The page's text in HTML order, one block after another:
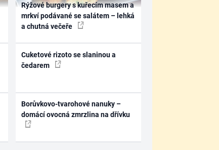
Rýžové burgery s kuřecím masem a
mrkví podávané se salátem – lehká
a chutná večeře
Cuketové rizoto se slaninou a
čedarem
Borůvkovo-tvarohové nanuky –
domácí ovocná zmrzlina na dřívku